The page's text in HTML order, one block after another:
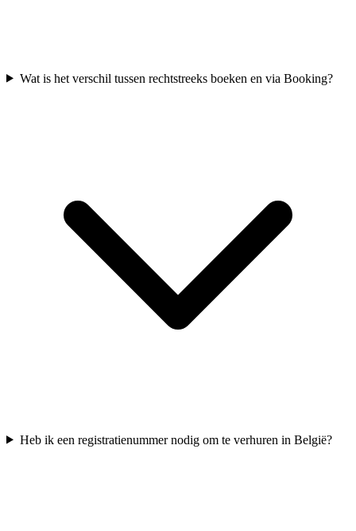
Wat is het verschil tussen rechtstreeks boeken en via Booking?
Heb ik een registratienummer nodig om te verhuren in België?